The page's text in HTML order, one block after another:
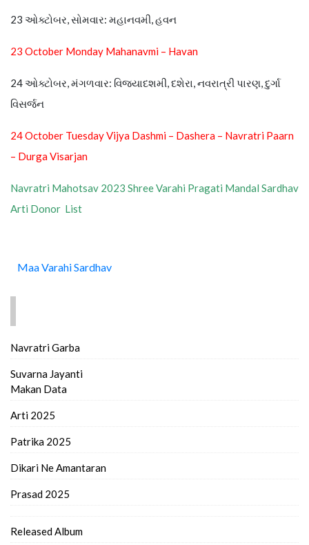
23 ઓક્ટોબર, સોમવાર: મહાનવમી, હવન
23 October Monday Mahanavmi – Havan
24 ઓક્ટોબર, મંગળવાર: વિજયાદશમી, દશેરા, નવરાત્રી પારણ, દુર્ગા
વિસર્જન
24 October Tuesday Vijya Dashmi – Dashera – Navratri Paarn
– Durga Visarjan
Navratri Mahotsav 2023 Shree Varahi Pragati Mandal Sardhav
Arti Donor List
Maa Varahi Sardhav
Navratri Garba
Suvarna Jayanti
Makan Data
Arti 2025
Patrika 2025
Dikari Ne Amantaran
Prasad 2025
Released Album